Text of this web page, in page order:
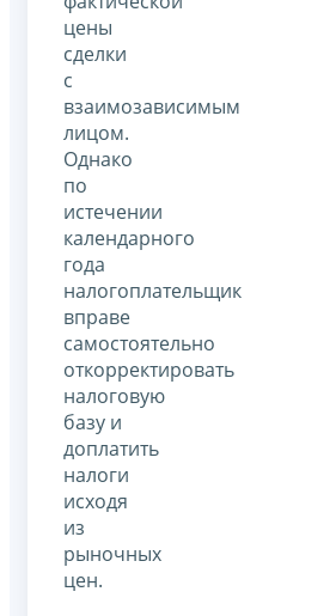
цены
сделки
с
взаимозависимым
лицом.
Однако
по
истечении
календарного
года
налогоплательщик
вправе
самостоятельно
откорректировать
налоговую
базу и
доплатить
налоги
исходя
из
рыночных
цен.